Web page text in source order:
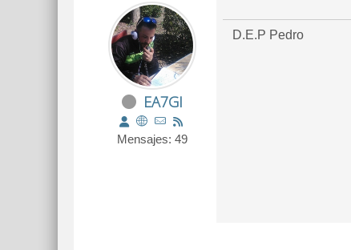
EA7GI
Mensajes: 49
D.E.P Pedro